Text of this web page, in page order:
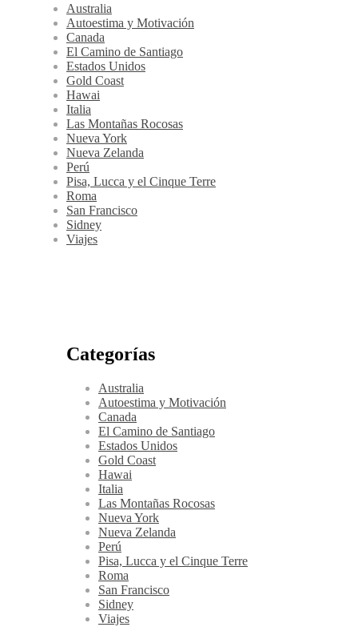
Australia
Autoestima y Motivación
Canada
El Camino de Santiago
Estados Unidos
Gold Coast
Hawai
Italia
Las Montañas Rocosas
Nueva York
Nueva Zelanda
Perú
Pisa, Lucca y el Cinque Terre
Roma
San Francisco
Sidney
Viajes
Categorías
Australia
Autoestima y Motivación
Canada
El Camino de Santiago
Estados Unidos
Gold Coast
Hawai
Italia
Las Montañas Rocosas
Nueva York
Nueva Zelanda
Perú
Pisa, Lucca y el Cinque Terre
Roma
San Francisco
Sidney
Viajes